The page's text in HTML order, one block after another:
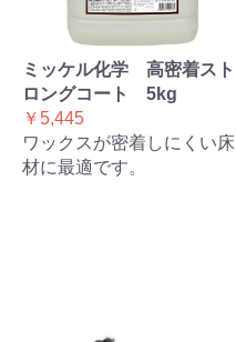
ミッケル化学 高密着スト
ロングコート 5kg
￥5,445
ワックスが密着しにくい床
材に最適です。